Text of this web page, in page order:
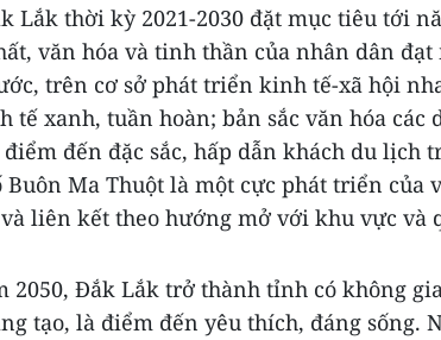
Lắk thời kỳ 2021-2030 đặt mục tiêu tới
văn hóa và tinh thần của nhân dân
trên cơ sở phát triển kinh tế-xã hội
tế xanh, tuần hoàn; bản sắc văn hóa các
đến đặc sắc, hấp dẫn khách du lịch
Buôn Ma Thuột là một cực phát triển của
liên kết theo hướng mở với khu vực và
2050, Đắk Lắk trở thành tỉnh có không
tạo, là điểm đến yêu thích, đáng sống.